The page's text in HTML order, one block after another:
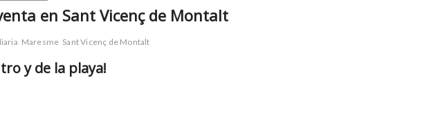
en Sant Vicenç de Montalt
Maresme Sant Vicenç de Montalt
y de la playa!